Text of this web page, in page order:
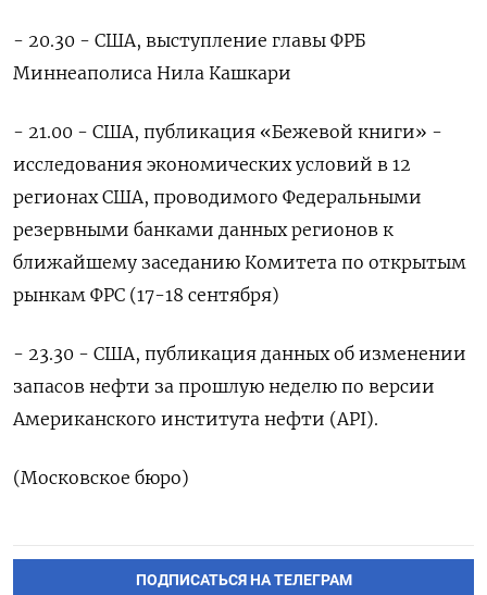
- 20.30 - США, выступление главы ФРБ
Миннеаполиса Нила Кашкари
- 21.00 - США, публикация «Бежевой книги» -
исследования экономических условий в 12
регионах США, проводимого Федеральными
резервными банками данных регионов к
ближайшему заседанию Комитета по открытым
рынкам ФРС (17-18 сентября)
- 23.30 - США, публикация данных об изменении
запасов нефти за прошлую неделю по версии
Американского института нефти (API).
(Московское бюро)
ПОДПИСАТЬСЯ НА ТЕЛЕГРАМ